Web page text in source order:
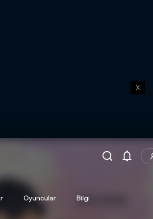
X
Oyuncular Bilgi